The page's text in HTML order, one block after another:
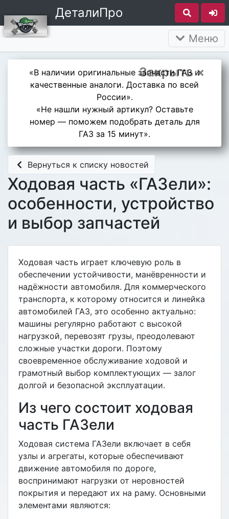
ДеталиПро
Меню
Закрыть ×
«В наличии оригинальные запчасти ГАЗ и
качественные аналоги. Доставка по всей
России».
«Не нашли нужный артикул? Оставьте
номер — поможем подобрать деталь для
ГАЗ за 15 минут».
Вернуться к списку новостей
Ходовая часть «ГАЗели»:
особенности, устройство
и выбор запчастей
Ходовая часть играет ключевую роль в
обеспечении устойчивости, манёвренности и
надёжности автомобиля. Для коммерческого
транспорта, к которому относится и линейка
автомобилей ГАЗ, это особенно актуально:
машины регулярно работают с высокой
нагрузкой, перевозят грузы, преодолевают
сложные участки дороги. Поэтому
своевременное обслуживание ходовой и
грамотный выбор комплектующих — залог
долгой и безопасной эксплуатации.
Из чего состоит ходовая
часть ГАЗели
Ходовая система ГАЗели включает в себя
узлы и агрегаты, которые обеспечивают
движение автомобиля по дороге,
воспринимают нагрузки от неровностей
покрытия и передают их на раму. Основными
элементами являются: